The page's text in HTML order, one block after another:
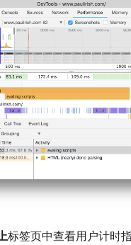
标签页中查看用户计时指